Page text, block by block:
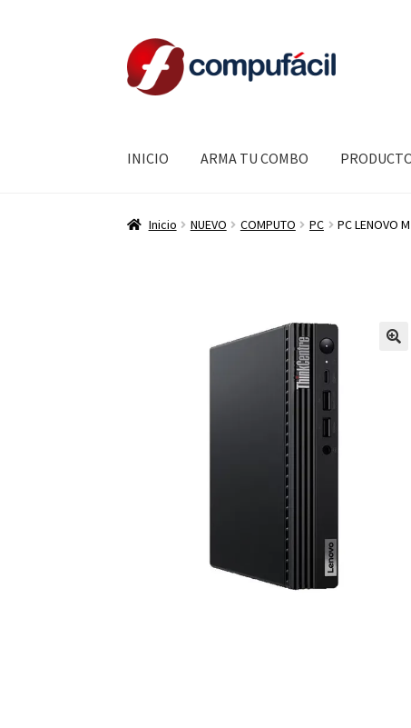
Ir
a
la
Ir
al
contenido
INICIO ARMA TU COMBO
Inicio NUEVO COMPUTO PC PC LENOVO